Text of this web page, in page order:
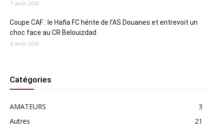
7 août 2026
Coupe CAF : le Hafia FC hérite de l’AS Douanes et entrevoit un
choc face au CR Belouizdad
6 août 2026
Catégories
AMATEURS
3
Autres
21